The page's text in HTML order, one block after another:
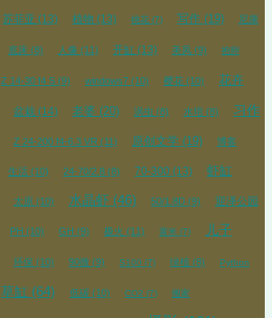
苏菲亚 (13) 植物 (13) 桃花 (7) 写作 (19) 尼康
底床 (8) 人像 (11) 开缸 (13) 美凤 (9) 抱卵
Z 14-30 f4 S (9) windows7 (10) 樱花 (10) 花卉
盆栽 (14) 老婆 (20) 涡虫 (8) 水培 (8) 习作
Z 24-200 f4-6.3 VR (11) 原创文学 (19) 博客
生活 (10) 24-70/2.8 (8) 70-300 (13) 虾缸
太原 (10) 水晶虾 (46) 50/1.8D (9) 迎泽公园
PH (10) GH (9) 极火 (11) 黄米 (7) 儿子
环保 (10) 90微 (9) S100 (7) 绿植 (8) Python
草缸 (64) 低碳 (10) CO2 (7) 搬家